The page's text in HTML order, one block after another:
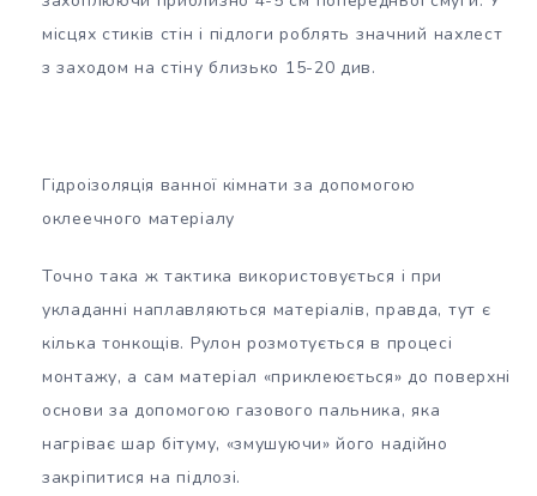
місцях стиків стін і підлоги роблять значний нахлест
з заходом на стіну близько 15-20 див.
Гідроізоляція ванної кімнати за допомогою
оклеечного матеріалу
Точно така ж тактика використовується і при
укладанні наплавляються матеріалів, правда, тут є
кілька тонкощів. Рулон розмотується в процесі
монтажу, а сам матеріал «приклеюється» до поверхні
основи за допомогою газового пальника, яка
нагріває шар бітуму, «змушуючи» його надійно
закріпитися на підлозі.